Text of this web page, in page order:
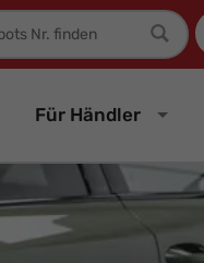
Für Händler